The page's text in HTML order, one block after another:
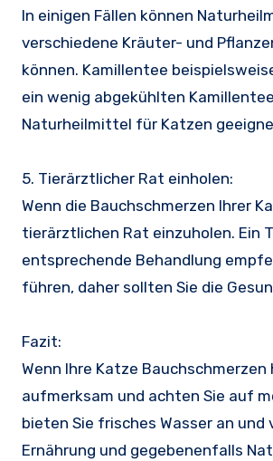
In einigen Fällen können
verschiedene Kräuter- und
können. Kamillentee
ein wenig abgekühlten
Naturheilmittel für Katzen
5. Tierärztlicher Rat einholen:
Wenn die Bauchschmerzen Ihrer
tierärztlichen Rat einzuholen. Ein
entsprechende Behandlung
führen, daher sollten Sie die
Fazit:
Wenn Ihre Katze
aufmerksam und achten Sie auf
bieten Sie frisches Wasser an
Ernährung und gegebenenfalls